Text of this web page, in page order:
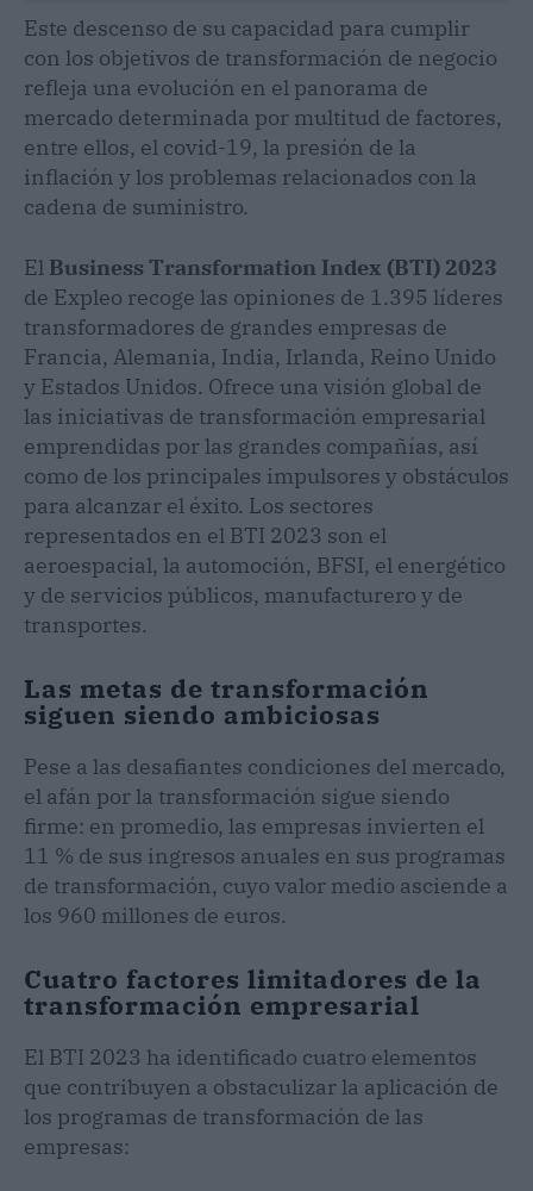
Este descenso de su capacidad para cumplir
con los objetivos de transformación de negocio
refleja una evolución en el panorama de
mercado determinada por multitud de factores,
entre ellos, el covid-19, la presión de la
inflación y los problemas relacionados con la
cadena de suministro.
El Business Transformation Index (BTI) 2023
de Expleo recoge las opiniones de 1.395 líderes
transformadores de grandes empresas de
Francia, Alemania, India, Irlanda, Reino Unido
y Estados Unidos. Ofrece una visión global de
las iniciativas de transformación empresarial
emprendidas por las grandes compañías, así
como de los principales impulsores y obstáculos
para alcanzar el éxito. Los sectores
representados en el BTI 2023 son el
aeroespacial, la automoción, BFSI, el energético
y de servicios públicos, manufacturero y de
transportes.
Las metas de transformación
siguen siendo ambiciosas
Pese a las desafiantes condiciones del mercado,
el afán por la transformación sigue siendo
firme: en promedio, las empresas invierten el
11 % de sus ingresos anuales en sus programas
de transformación, cuyo valor medio asciende a
los 960 millones de euros.
Cuatro factores limitadores de la
transformación empresarial
El BTI 2023 ha identificado cuatro elementos
que contribuyen a obstaculizar la aplicación de
los programas de transformación de las
empresas: